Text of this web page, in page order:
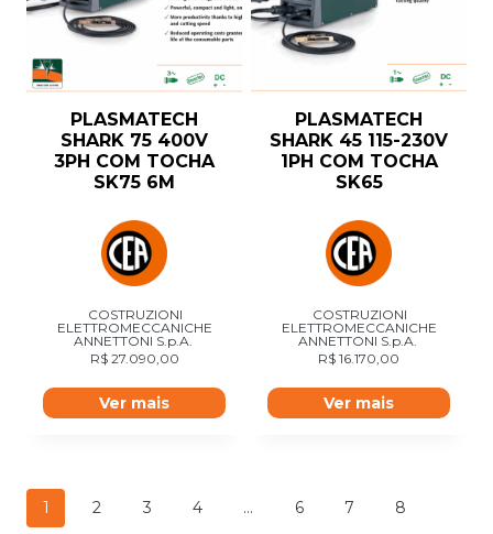
PLASMATECH
SHARK 75 400V
3PH COM TOCHA
SK75 6M
COSTRUZIONI
ELETTROMECCANICHE
ANNETTONI S.p.A.
R$27.090,00
Ver mais
PLASMATECH
SHARK 45 115-230V
1PH COM TOCHA
SK65
COSTRUZIONI
ELETTROMECCANICHE
ANNETTONI S.p.A.
R$ 16.170,00
Ver mais
1 2 3 4 … 6 7
8